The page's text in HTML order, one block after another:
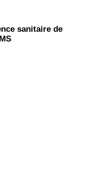
sanitaire de